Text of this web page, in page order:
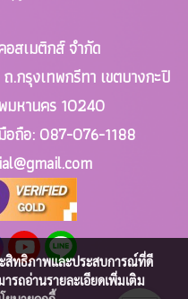
อสเมติกส์ จำกัด
กรุงเทพกรีทา เขตบางกะปิ
มหานคร 10240
ถือ: 087-076-1188
@gmail.com
ะสิทธิภาพและประสบการณ์ที่ดี
รถอ่านรายละเอียดเพิ่มเติม